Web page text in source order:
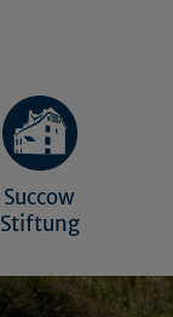
Succow
Stiftung